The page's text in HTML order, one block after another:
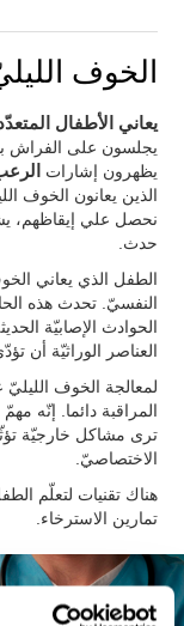
الخوف
يعاني الأطفال
يجلسون على الفراش
يظهرون إشارات
الذين يعانون الخوف
نحصل علي إيقاظهم،
حدث.
الطفل الذي يعاني
النفسيّ. تحدث هذه
الحوادث الإصابيّة
العناصر الوراثيّة أن
لمعالجة الخوف
المراقبة دائما. إنّه
ترى مشاكل خارجيّة
الاختصاصيّ.
هناك تقنيات لتعلّم
تمارين الاسترخاء.